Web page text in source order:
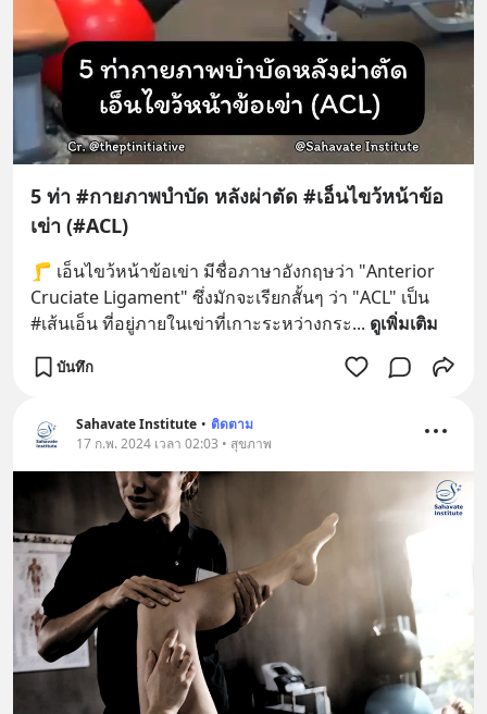
5 ท่า #กายภาพบำบัด หลังผ่าตัด #เอ็นไขว้หน้าข้อ
เข่า (#ACL)
🦵 เอ็นไขว้หน้าข้อเข่า มีชื่อภาษาอังกฤษว่า "Anterior
Cruciate Ligament" ซึ่งมักจะเรียกสั้นๆ ว่า "ACL" เป็น
#เส้นเอ็น ที่อยู่ภายในเข่าที่เกาะระหว่างกระ... ดูเพิ่มเติม
บันทึก
Sahavate Institute • ติดตาม
17 ก.พ. 2024 เวลา 02:03 • สุขภาพ